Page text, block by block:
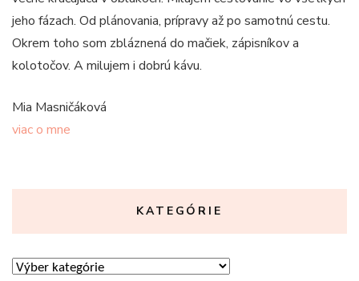
jeho fázach. Od plánovania, prípravy až po samotnú cestu.
Okrem toho som zbláznená do mačiek, zápisníkov a
kolotočov. A milujem i dobrú kávu.
Mia Masničáková
viac o mne
KATEGÓRIE
Kategórie